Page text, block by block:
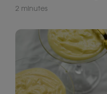
2 minutes